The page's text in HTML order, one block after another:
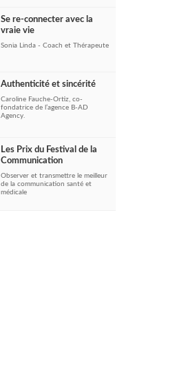
Se re-connecter avec la
vraie vie
Sonia Linda - Coach et Thérapeute
Authenticité et sincérité
Caroline Fauche-Ortiz, co-
fondatrice de l’agence B-AD
Agency.
Les Prix du Festival de la
Communication
Observer et transmettre le meilleur
de la communication santé et
médicale